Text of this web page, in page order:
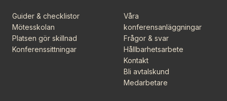
Guider & checklistor
Mötesskolan
Platsen gör skillnad
Konferenssittningar
Våra
konferensanläggningar
Frågor & svar
Hållbarhetsarbete
Kontakt
Bli avtalskund
Medarbetare